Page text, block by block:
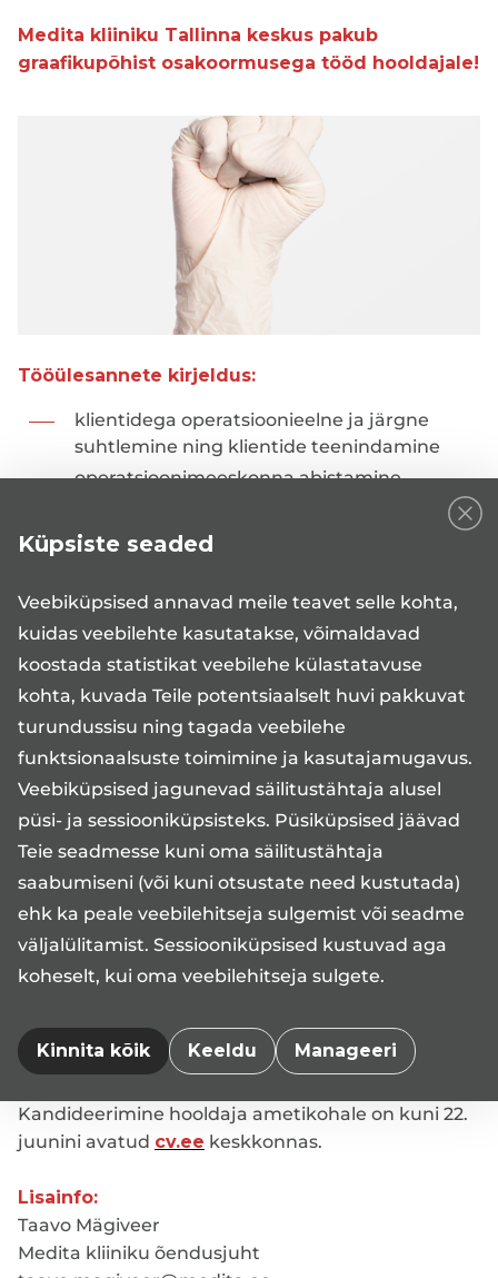
Küpsiste seaded
Veebiküpsised annavad meile teavet selle kohta,
kuidas veebilehte kasutatakse, võimaldavad
koostada statistikat veebilehe külastatavuse
kohta, kuvada Teile potentsiaalselt huvi pakkuvat
turundussisu ning tagada veebilehe
funktsionaalsuste toimimine ja kasutajamugavus.
Veebiküpsised jagunevad säilitustähtaja alusel
püsi- ja sessiooniküpsisteks. Püsiküpsised jäävad
Teie seadmesse kuni oma säilitustähtaja
saabumiseni (või kuni otsustate need kustutada)
ehk ka peale veebilehitseja sulgemist või seadme
väljalülitamist. Sessiooniküpsised kustuvad aga
koheselt, kui oma veebilehitseja sulgete.
Kinnita kõik Keeldu Manageeri
Medita kliiniku Tallinna keskus pakub
graafikupõhist osakoormusega tööd hooldajale!
Tööülesannete kirjeldus:
klientidega operatsioonieelne ja järgne
suhtlemine ning klientide teenindamine
operatsioonimeeskonna abistamine
graafikupõhine osakoormusega töö
keskharidus
hooldustöötaja tase 4 kvalifikatsioon
meeldiv ja viisakas käitumine
hea pingetaluvus
varasem töökogemus
kohusetundlikkus, iseseisvus, täpsus,
usaldusväärsus, tolerantsus
eesti keele, vene keele ja inglise keele oskus
suhtlustasandil
kiire õppimisvõime
Brutopalk alates 14 €/h.
osakoormusega tööd esmaspäevast reedeni kell
08:00-20:00, asukohaga Tallinna kesklinnas!
Kandideerimine hooldaja ametikohale on kuni 22.
juunini avatud cv.ee keskkonnas.
Lisainfo:
Taavo Mägiveer
Medita kliiniku õendusjuht